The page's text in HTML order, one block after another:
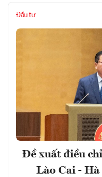
Đầu tư
Đề xuất điều
Lào Cai -